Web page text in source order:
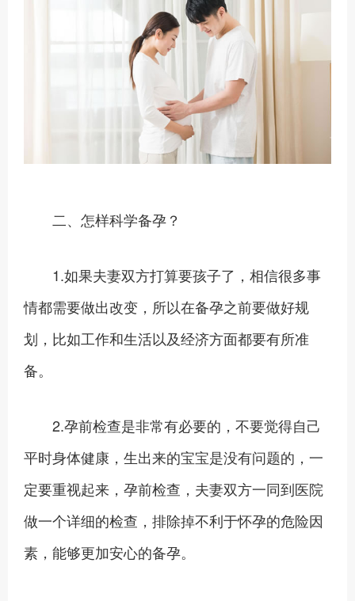
二、怎样科学备孕？
1.如果夫妻双方打算要孩子了，相信很多事
情都需要做出改变，所以在备孕之前要做好规
划，比如工作和生活以及经济方面都要有所准
备。
2.孕前检查是非常有必要的，不要觉得自己
平时身体健康，生出来的宝宝是没有问题的，一
定要重视起来，孕前检查，夫妻双方一同到医院
做一个详细的检查，排除掉不利于怀孕的危险因
素，能够更加安心的备孕。